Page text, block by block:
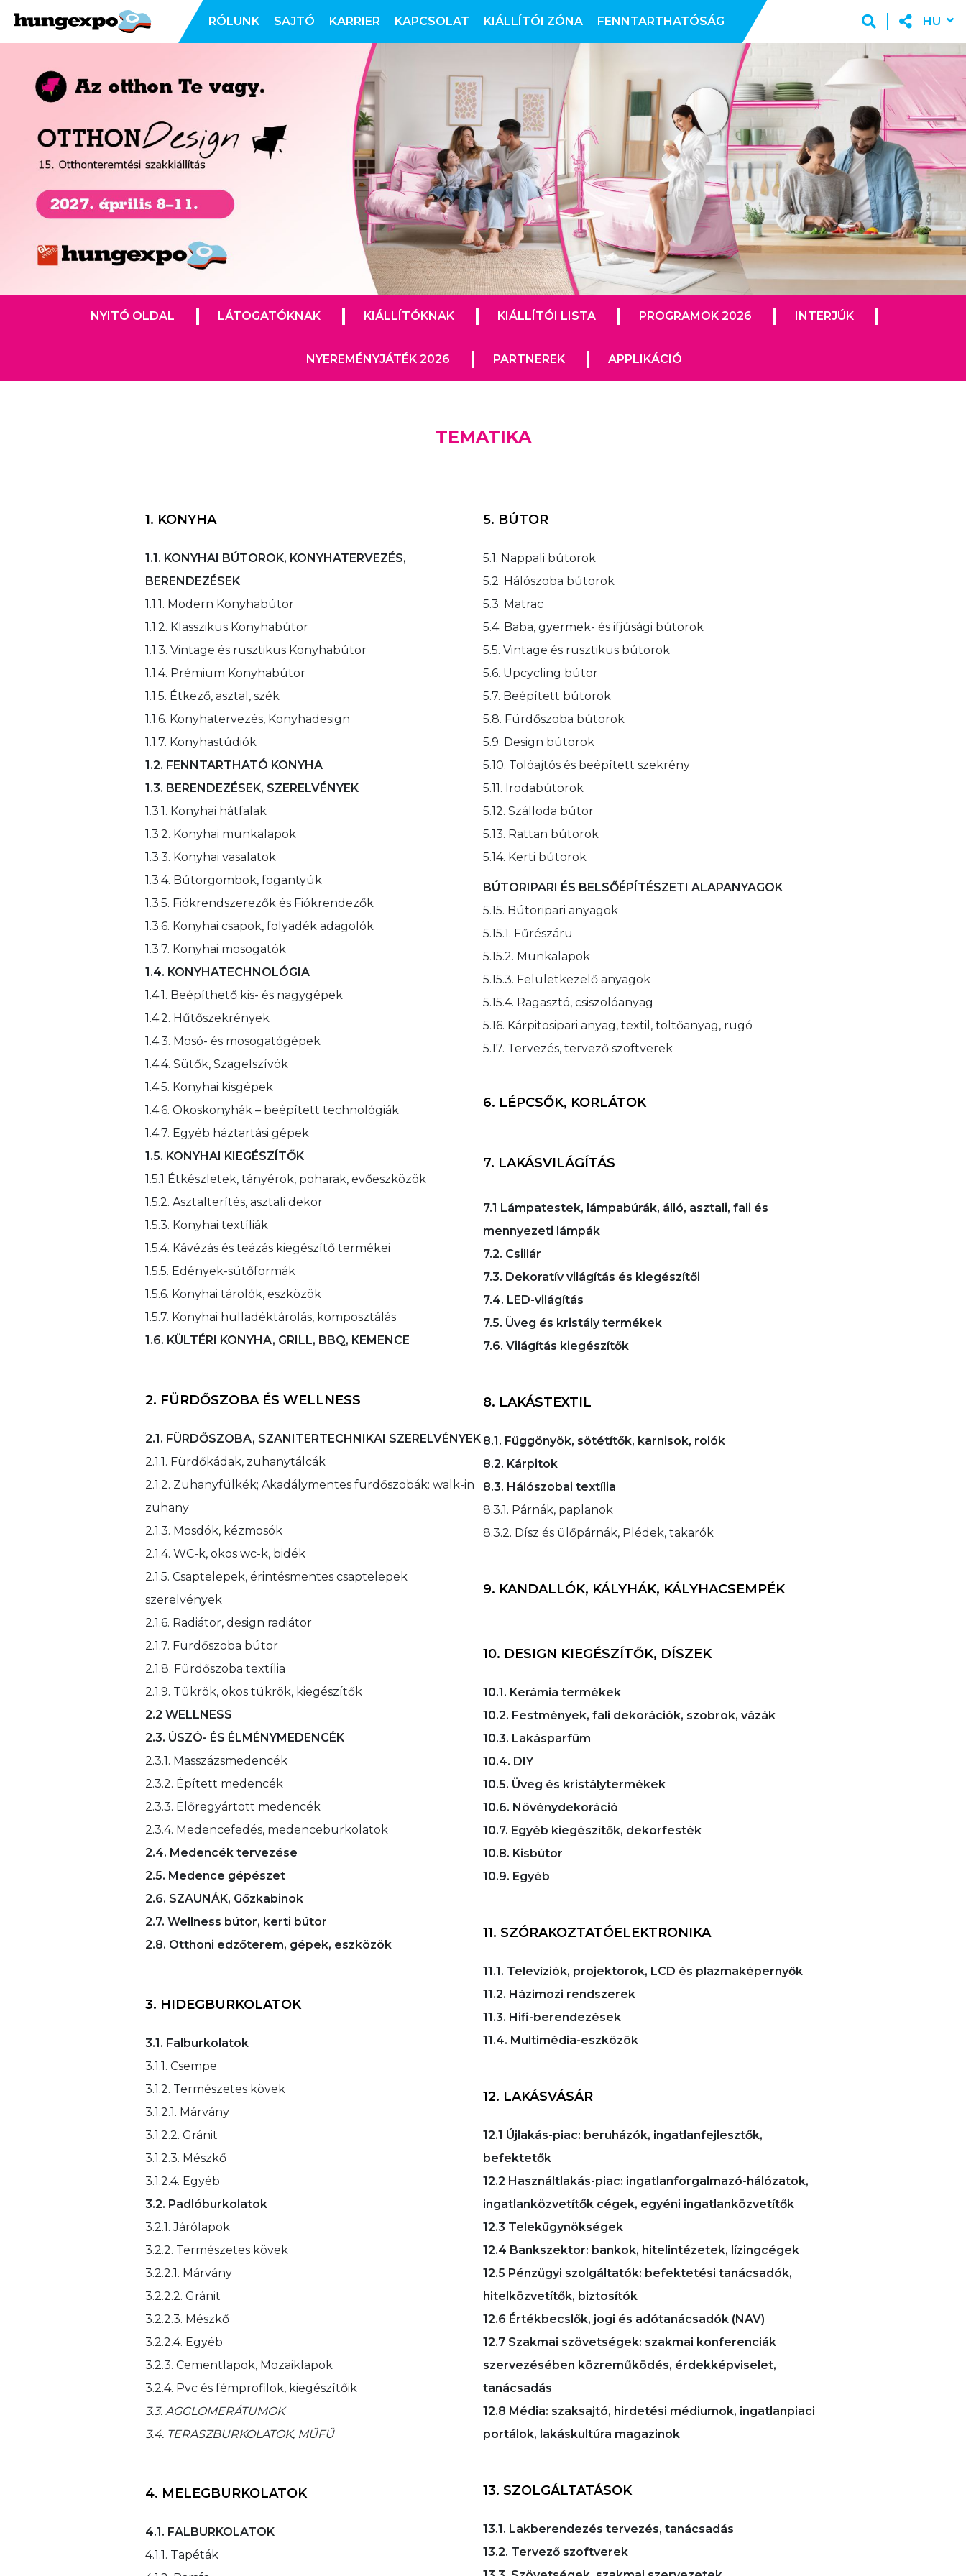
RÓLUNK SAJTÓ KARRIER KAPCSOLAT KIÁLLÍTÓI ZÓNA FENNTARTHATÓSÁG HU
NYITÓ OLDAL LÁTOGATÓKNAK KIÁLLÍTÓKNAK KIÁLLÍTÓI LISTA PROGRAMOK 2026 INTERJÚK
NYEREMÉNYJÁTÉK 2026 PARTNEREK APPLIKÁCIÓ
TEMATIKA
1. KONYHA
1.1. KONYHAI BÚTOROK, KONYHATERVEZÉS,
BERENDEZÉSEK
1.1.1. Modern Konyhabútor
1.1.2. Klasszikus Konyhabútor
1.1.3. Vintage és rusztikus Konyhabútor
1.1.4. Prémium Konyhabútor
1.1.5. Étkező, asztal, szék
1.1.6. Konyhatervezés, Konyhadesign
1.1.7. Konyhastúdiók
1.2. FENNTARTHATÓ KONYHA
1.3. BERENDEZÉSEK, SZERELVÉNYEK
1.3.1. Konyhai hátfalak
1.3.2. Konyhai munkalapok
1.3.3. Konyhai vasalatok
1.3.4. Bútorgombok, fogantyúk
1.3.5. Fiókrendszerezők és Fiókrendezők
1.3.6. Konyhai csapok, folyadék adagolók
1.3.7. Konyhai mosogatók
1.4. KONYHATECHNOLÓGIA
1.4.1. Beépíthető kis- és nagygépek
1.4.2. Hűtőszekrények
1.4.3. Mosó- és mosogatógépek
1.4.4. Sütők, Szagelszívók
1.4.5. Konyhai kisgépek
1.4.6. Okoskonyhák – beépített technológiák
1.4.7. Egyéb háztartási gépek
1.5. KONYHAI KIEGÉSZÍTŐK
1.5.1 Étkészletek, tányérok, poharak, evőeszközök
1.5.2. Asztalterítés, asztali dekor
1.5.3. Konyhai textíliák
1.5.4. Kávézás és teázás kiegészítő termékei
1.5.5. Edények-sütőformák
1.5.6. Konyhai tárolók, eszközök
1.5.7. Konyhai hulladéktárolás, komposztálás
1.6. KÜLTÉRI KONYHA, GRILL, BBQ, KEMENCE
2. FÜRDŐSZOBA ÉS WELLNESS
2.1. FÜRDŐSZOBA, SZANITERTECHNIKAI SZERELVÉNYEK
2.1.1. Fürdőkádak, zuhanytálcák
2.1.2. Zuhanyfülkék; Akadálymentes fürdőszobák: walk-in
zuhany
2.1.3. Mosdók, kézmosók
2.1.4. WC-k, okos wc-k, bidék
2.1.5. Csaptelepek, érintésmentes csaptelepek
szerelvények
2.1.6. Radiátor, design radiátor
2.1.7. Fürdőszoba bútor
2.1.8. Fürdőszoba textília
2.1.9. Tükrök, okos tükrök, kiegészítők
2.2 WELLNESS
2.3. ÚSZÓ- ÉS ÉLMÉNYMEDENCÉK
2.3.1. Masszázsmedencék
2.3.2. Épített medencék
2.3.3. Előregyártott medencék
2.3.4. Medencefedés, medenceburkolatok
2.4. Medencék tervezése
2.5. Medence gépészet
2.6. SZAUNÁK, Gőzkabinok
2.7. Wellness bútor, kerti bútor
2.8. Otthoni edzőterem, gépek, eszközök
3. HIDEGBURKOLATOK
3.1. Falburkolatok
3.1.1. Csempe
3.1.2. Természetes kövek
3.1.2.1. Márvány
3.1.2.2. Gránit
3.1.2.3. Mészkő
3.1.2.4. Egyéb
3.2. Padlóburkolatok
3.2.1. Járólapok
3.2.2. Természetes kövek
3.2.2.1. Márvány
3.2.2.2. Gránit
3.2.2.3. Mészkő
3.2.2.4. Egyéb
3.2.3. Cementlapok, Mozaiklapok
3.2.4. Pvc és fémprofilok, kiegészítőik
3.3. AGGLOMERÁTUMOK
3.4. TERASZBURKOLATOK, MŰFŰ
4. MELEGBURKOLATOK
4.1. FALBURKOLATOK
4.1.1. Tapéták
5. BÚTOR
5.1. Nappali bútorok
5.2. Hálószoba bútorok
5.3. Matrac
5.4. Baba, gyermek- és ifjúsági bútorok
5.5. Vintage és rusztikus bútorok
5.6. Upcycling bútor
5.7. Beépített bútorok
5.8. Fürdőszoba bútorok
5.9. Design bútorok
5.10. Tolóajtós és beépített szekrény
5.11. Irodabútorok
5.12. Szálloda bútor
5.13. Rattan bútorok
5.14. Kerti bútorok
BÚTORIPARI ÉS BELSŐÉPÍTÉSZETI ALAPANYAGOK
5.15. Bútoripari anyagok
5.15.1. Fűrészáru
5.15.2. Munkalapok
5.15.3. Felületkezelő anyagok
5.15.4. Ragasztó, csiszolóanyag
5.16. Kárpitosipari anyag, textil, töltőanyag, rugó
5.17. Tervezés, tervező szoftverek
6. LÉPCSŐK, KORLÁTOK
7. LAKÁSVILÁGÍTÁS
7.1 Lámpatestek, lámpabúrák, álló, asztali, fali és
mennyezeti lámpák
7.2. Csillár
7.3. Dekoratív világítás és kiegészítői
7.4. LED-világítás
7.5. Üveg és kristály termékek
7.6. Világítás kiegészítők
8. LAKÁSTEXTIL
8.1. Függönyök, sötétítők, karnisok, rolók
8.2. Kárpitok
8.3. Hálószobai textília
8.3.1. Párnák, paplanok
8.3.2. Dísz és ülőpárnák, Plédek, takarók
9. KANDALLÓK, KÁLYHÁK, KÁLYHACSEMPÉK
10. DESIGN KIEGÉSZÍTŐK, DÍSZEK
10.1. Kerámia termékek
10.2. Festmények, fali dekorációk, szobrok, vázák
10.3. Lakásparfüm
10.4. DIY
10.5. Üveg és kristálytermékek
10.6. Növénydekoráció
10.7. Egyéb kiegészítők, dekorfesték
10.8. Kisbútor
10.9. Egyéb
11. SZÓRAKOZTATÓELEKTRONIKA
11.1. Televíziók, projektorok, LCD és plazmaképernyők
11.2. Házimozi rendszerek
11.3. Hifi-berendezések
11.4. Multimédia-eszközök
12. LAKÁSVÁSÁR
12.1 Újlakás-piac: beruházók, ingatlanfejlesztők,
befektetők
12.2 Használtlakás-piac: ingatlanforgalmazó-hálózatok,
ingatlanközvetítők cégek, egyéni ingatlanközvetítők
12.3 Telekügynökségek
12.4 Bankszektor: bankok, hitelintézetek, lízingcégek
12.5 Pénzügyi szolgáltatók: befektetési tanácsadók,
hitelközvetítők, biztosítók
12.6 Értékbecslők, jogi és adótanácsadók (NAV)
12.7 Szakmai szövetségek: szakmai konferenciák
szervezésében közreműködés, érdekképviselet,
tanácsadás
12.8 Média: szaksajtó, hirdetési médiumok, ingatlanpiaci
portálok, lakáskultúra magazinok
13. SZOLGÁLTATÁSOK
13.1. Lakberendezés tervezés, tanácsadás
13.2. Tervező szoftverek